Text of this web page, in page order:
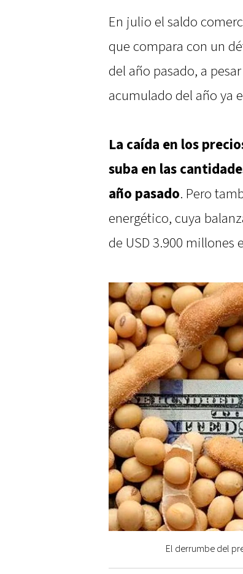
En julio el saldo
que compara con un
del año pasado, a
acumulado del año ya
La caída en los
suba en las
año pasado. Pero
energético, cuya
de USD 3.900 millones
El derrumbe del